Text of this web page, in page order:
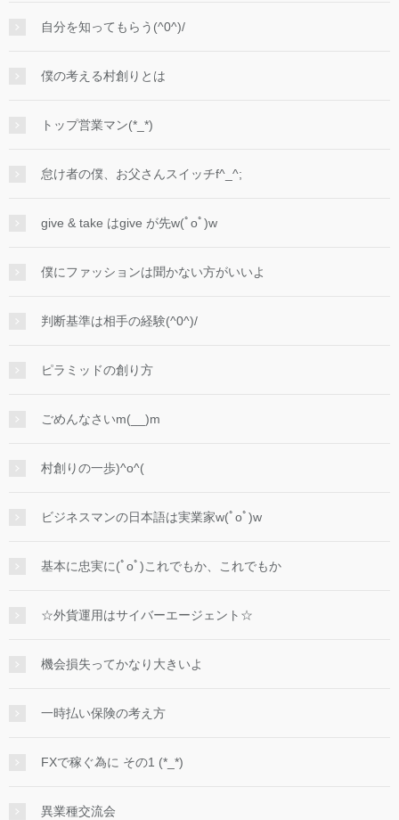
自分を知ってもらう(^0^)/
僕の考える村創りとは
トップ営業マン(*_*)
怠け者の僕、お父さんスイッチf^_^;
give & take はgive が先w(ﾟoﾟ)w
僕にファッションは聞かない方がいいよ
判断基準は相手の経験(^0^)/
ピラミッドの創り方
ごめんなさいm(__)m
村創りの一歩)^o^(
ビジネスマンの日本語は実業家w(ﾟoﾟ)w
基本に忠実に(ﾟoﾟ)これでもか、これでもか
☆外貨運用はサイバーエージェント☆
機会損失ってかなり大きいよ
一時払い保険の考え方
FXで稼ぐ為に その1 (*_*)
異業種交流会